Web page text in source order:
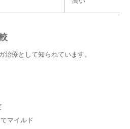
治療として知られています。
マイルド